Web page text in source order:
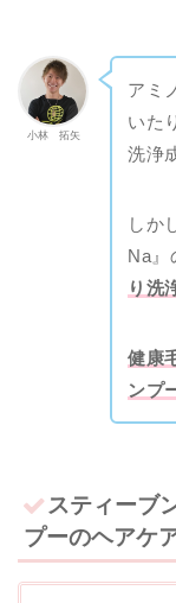
小林 拓矢
アミ
いた
洗浄
しか
Na』
り洗
健康
ンプ
スティーブ
プーのヘアケ